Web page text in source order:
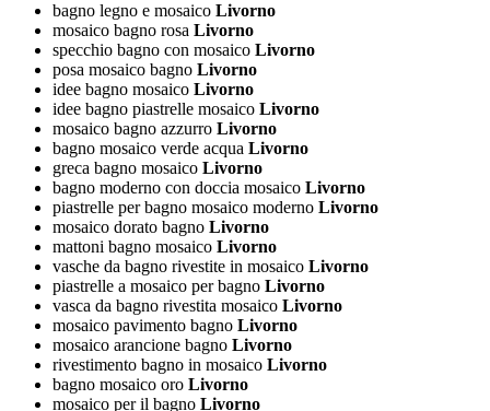
bagno legno e mosaico Livorno
mosaico bagno rosa Livorno
specchio bagno con mosaico Livorno
posa mosaico bagno Livorno
idee bagno mosaico Livorno
idee bagno piastrelle mosaico Livorno
mosaico bagno azzurro Livorno
bagno mosaico verde acqua Livorno
greca bagno mosaico Livorno
bagno moderno con doccia mosaico Livorno
piastrelle per bagno mosaico moderno Livorno
mosaico dorato bagno Livorno
mattoni bagno mosaico Livorno
vasche da bagno rivestite in mosaico Livorno
piastrelle a mosaico per bagno Livorno
vasca da bagno rivestita mosaico Livorno
mosaico pavimento bagno Livorno
mosaico arancione bagno Livorno
rivestimento bagno in mosaico Livorno
bagno mosaico oro Livorno
mosaico per il bagno Livorno